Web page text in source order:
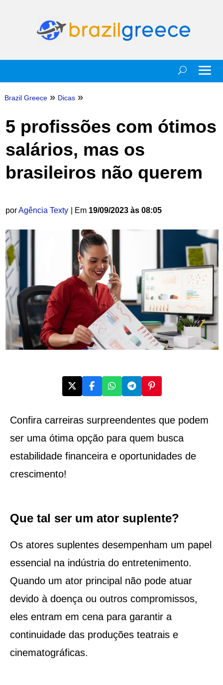
Brazil Greece » Dicas »
5 profissões com ótimos
salários, mas os
brasileiros não querem
porAgência Texty | Em 19/09/2023 às 08:05
Confira carreiras surpreendentes que podem
ser uma ótima opção para quem busca
estabilidade financeira e oportunidades de
crescimento!
Que tal ser um ator suplente?
Os atores suplentes desempenham um papel
essencial na indústria do entretenimento.
Quando um ator principal não pode atuar
devido à doença ou outros compromissos,
eles entram em cena para garantir a
continuidade das produções teatrais e
cinematográficas.